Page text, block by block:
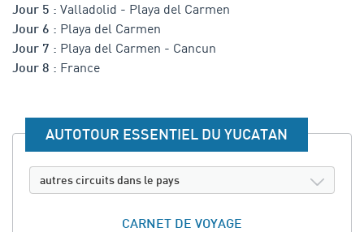
Jour 5 : Valladolid - Playa del Carmen
Jour 6 : Playa del Carmen
Jour 7 : Playa del Carmen - Cancun
Jour 8 : France
AUTOTOUR ESSENTIEL DU YUCATAN
autres circuits dans le pays
CARNET DE VOYAGE